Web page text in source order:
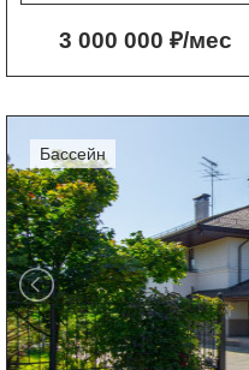
3 000 000 ₽/мес
бассейн